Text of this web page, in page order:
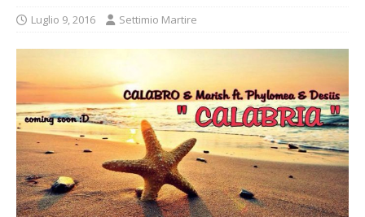
Luglio 9, 2016 Settimio Martire